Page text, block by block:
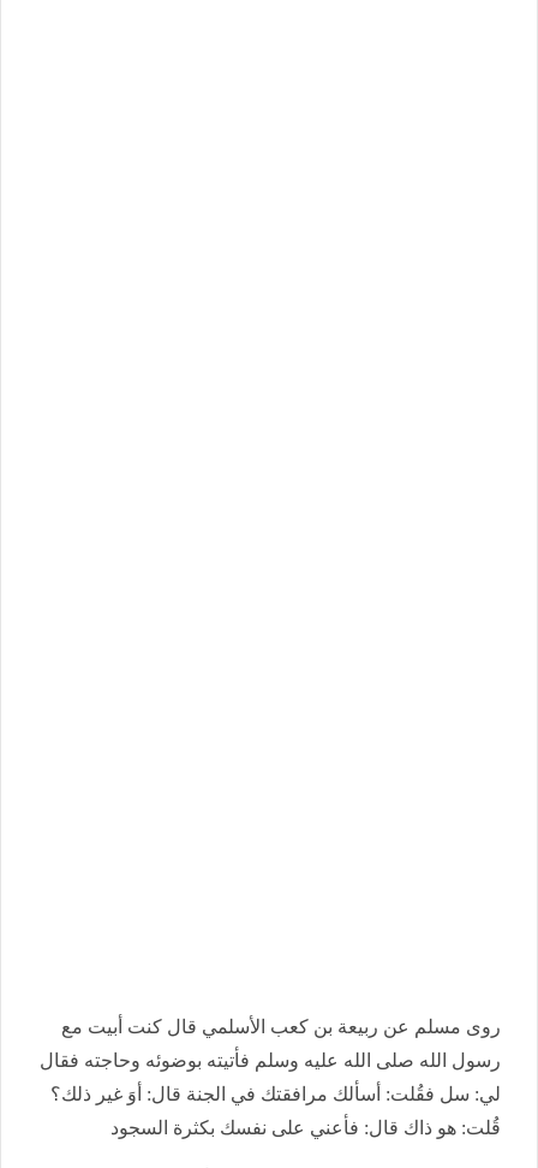
روى مسلم عن ربيعة بن كعب الأسلمي قال كنت أبيت مع
رسول الله صلى الله عليه وسلم فأتيته بوضوئه وحاجته فقال
لي: سل فقُلت: أسألك مرافقتك في الجنة قال: أوَ غير ذلك؟
قُلت: هو ذاك قال: فأعني على نفسك بكثرة السجود